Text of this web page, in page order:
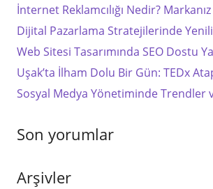
İnternet Reklamcılığı Nedir?
Dijital Pazarlama Stratejilerinde
Web Sitesi Tasarımında SEO Dostu
Uşak’ta İlham Dolu Bir Gün: TEDx
Sosyal Medya Yönetiminde Trendler
Son yorumlar
Arşivler